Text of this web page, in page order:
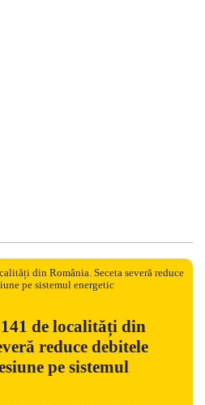
de localități din
reduce debitele
pe sistemul